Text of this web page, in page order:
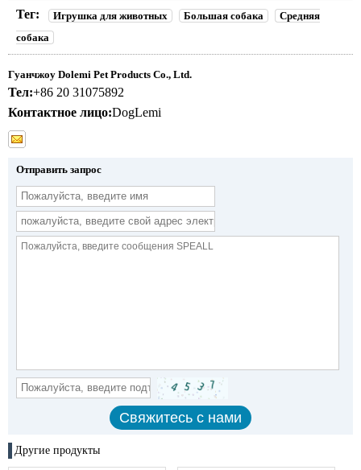
Тег: Игрушка для животных Большая собака
Средняя
собака
Гуанчжоу Dolemi Pet Products Co., Ltd.
Тел:+86 20 31075892
Контактное лицо:DogLemi
Отправить запрос
Другие продукты